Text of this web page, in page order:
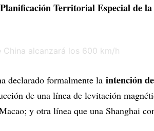
Planificación Territorial Especial de
declarado formalmente la intención
de una línea de levitación
y otra línea que una Shanghai